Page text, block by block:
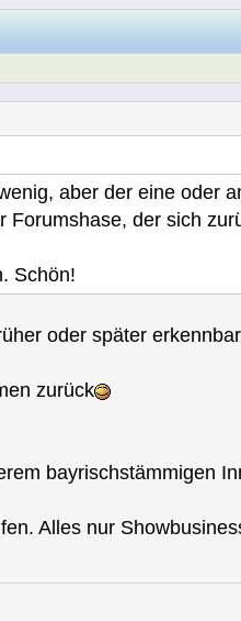
aber der eine oder
der sich
Schön!
oder später
zurück
bayrischstämmigen
Alles nur